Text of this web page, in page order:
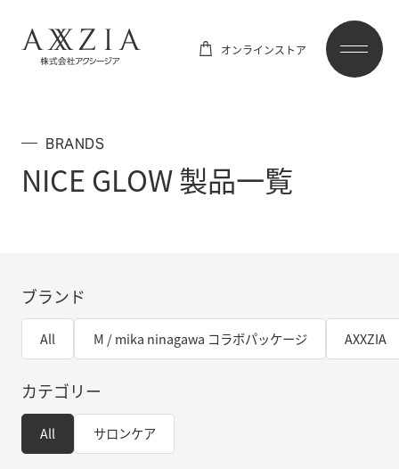
オンラインストア
BRANDS
NICE GLOW 製品一覧
ブランド
All M / mika ninagawa コラボパッケージ AXXZIA
カテゴリー
All サロンケア